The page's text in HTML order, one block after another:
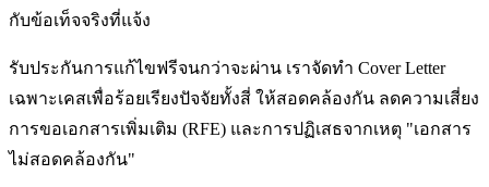
กับข้อเท็จจริงที่แจ้ง
รับประกันการแก้ไขฟรีจนกว่าจะผ่าน เราจัดทำ Cover Letter
เฉพาะเคสเพื่อร้อยเรียงปัจจัยทั้งสี่ ให้สอดคล้องกัน ลดความเสี่ยง
การขอเอกสารเพิ่มเติม (RFE) และการปฏิเสธจากเหตุ "เอกสาร
ไม่สอดคล้องกัน"